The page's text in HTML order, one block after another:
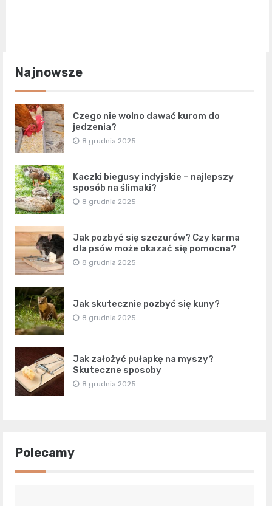
Najnowsze
Czego nie wolno dawać kurom do
jedzenia?
8 grudnia 2025
Kaczki biegusy indyjskie – najlepszy
sposób na ślimaki?
8 grudnia 2025
Jak pozbyć się szczurów? Czy karma
dla psów może okazać się pomocna?
8 grudnia 2025
Jak skutecznie pozbyć się kuny?
8 grudnia 2025
Jak założyć pułapkę na myszy?
Skuteczne sposoby
8 grudnia 2025
Polecamy